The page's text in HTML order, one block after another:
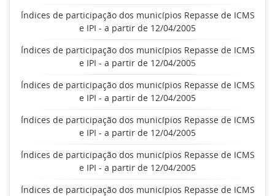
Índices de participação dos municípios Repasse de ICMS
e IPI - a partir de 12/04/2005
Índices de participação dos municípios Repasse de ICMS
e IPI - a partir de 12/04/2005
Índices de participação dos municípios Repasse de ICMS
e IPI - a partir de 12/04/2005
Índices de participação dos municípios Repasse de ICMS
e IPI - a partir de 12/04/2005
Índices de participação dos municípios Repasse de ICMS
e IPI - a partir de 12/04/2005
Índices de participação dos municípios Repasse de ICMS